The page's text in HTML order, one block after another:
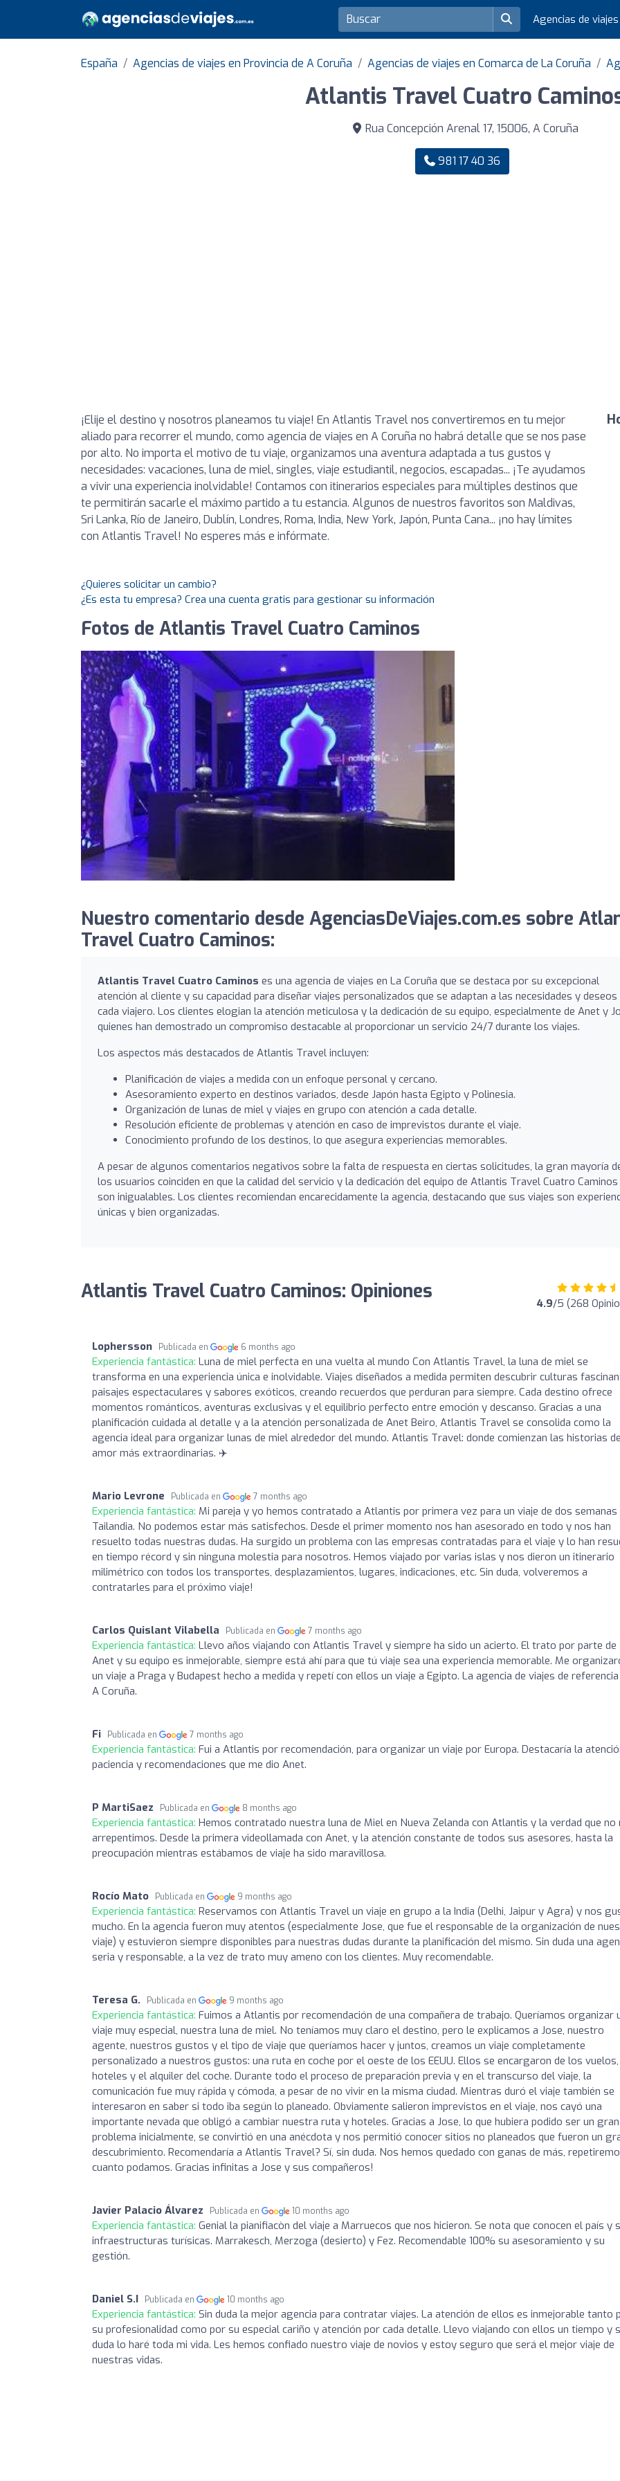
Agencias de
España Agencias de viajes en Provincia de A Coruña Agencias de viajes en Comarca de La Coruña
Atlantis Travel Cuatro
Rua Concepción Arenal 17, 15006, A Coruña
981 17 40 36
¡Elije el destino y nosotros planeamos tu viaje! En Atlantis Travel nos convertiremos en tu mejor
aliado para recorrer el mundo, como agencia de viajes en A Coruña no habrá detalle que se nos pase
por alto. No importa el motivo de tu viaje, organizamos una aventura adaptada a tus gustos y
necesidades: vacaciones, luna de miel, singles, viaje estudiantil, negocios, escapadas... ¡Te ayudamos
a vivir una experiencia inolvidable! Contamos con itinerarios especiales para múltiples destinos que
te permitirán sacarle el máximo partido a tu estancia. Algunos de nuestros favoritos son Maldivas,
Sri Lanka, Río de Janeiro, Dublín, Londres, Roma, India, New York, Japón, Punta Cana... ¡no hay límites
con Atlantis Travel! No esperes más e infórmate.
¿Quieres solicitar un cambio?
¿Es esta tu empresa? Crea una cuenta gratis para gestionar su información
Fotos de Atlantis Travel Cuatro Caminos
Nuestro comentario desde AgenciasDeViajes.com.es sobre
Travel Cuatro Caminos:
Atlantis Travel Cuatro Caminos es una agencia de viajes en La Coruña que se destaca por su excepcional
atención al cliente y su capacidad para diseñar viajes personalizados que se adaptan a las necesidades y deseos
cada viajero. Los clientes elogian la atención meticulosa y la dedicación de su equipo, especialmente de Anet y
quienes han demostrado un compromiso destacable al proporcionar un servicio 24/7 durante los viajes.
Los aspectos más destacados de Atlantis Travel incluyen:
Planificación de viajes a medida con un enfoque personal y cercano.
Asesoramiento experto en destinos variados, desde Japón hasta Egipto y Polinesia.
Organización de lunas de miel y viajes en grupo con atención a cada detalle.
Resolución eficiente de problemas y atención en caso de imprevistos durante el viaje.
Conocimiento profundo de los destinos, lo que asegura experiencias memorables.
A pesar de algunos comentarios negativos sobre la falta de respuesta en ciertas solicitudes, la gran mayoría
los usuarios coinciden en que la calidad del servicio y la dedicación del equipo de Atlantis Travel Cuatro Caminos
son inigualables. Los clientes recomiendan encarecidamente la agencia, destacando que sus viajes son
únicas y bien organizadas.
Atlantis Travel Cuatro Caminos: Opiniones 4.9/5 (268
Lophersson Publicada en 6 months ago
Experiencia fantástica: Luna de miel perfecta en una vuelta al mundo Con Atlantis Travel, la luna de miel se
transforma en una experiencia única e inolvidable. Viajes diseñados a medida permiten descubrir culturas
paisajes espectaculares y sabores exóticos, creando recuerdos que perduran para siempre. Cada destino ofrece
momentos románticos, aventuras exclusivas y el equilibrio perfecto entre emoción y descanso. Gracias a una
planificación cuidada al detalle y a la atención personalizada de Anet Beiro, Atlantis Travel se consolida como la
agencia ideal para organizar lunas de miel alrededor del mundo. Atlantis Travel: donde comienzan las historias
amor más extraordinarias. ✈️
Mario Levrone Publicada en 7 months ago
Experiencia fantástica: Mi pareja y yo hemos contratado a Atlantis por primera vez para un viaje de dos semanas
Tailandia. No podemos estar más satisfechos. Desde el primer momento nos han asesorado en todo y nos han
resuelto todas nuestras dudas. Ha surgido un problema con las empresas contratadas para el viaje y lo han
en tiempo récord y sin ninguna molestia para nosotros. Hemos viajado por varias islas y nos dieron un itinerario
milimétrico con todos los transportes, desplazamientos, lugares, indicaciones, etc. Sin duda, volveremos a
contratarles para el próximo viaje!
Carlos Quislant Vilabella Publicada en 7 months ago
Experiencia fantástica: Llevo años viajando con Atlantis Travel y siempre ha sido un acierto. El trato por parte de
Anet y su equipo es inmejorable, siempre está ahí para que tú viaje sea una experiencia memorable. Me
un viaje a Praga y Budapest hecho a medida y repetí con ellos un viaje a Egipto. La agencia de viajes de
A Coruña.
Fi Publicada en 7 months ago
Experiencia fantástica: Fui a Atlantis por recomendación, para organizar un viaje por Europa. Destacaría la
paciencia y recomendaciones que me dio Anet.
P MartiSaez Publicada en 8 months ago
Experiencia fantástica: Hemos contratado nuestra luna de Miel en Nueva Zelanda con Atlantis y la verdad que no
arrepentimos. Desde la primera videollamada con Anet, y la atención constante de todos sus asesores, hasta la
preocupación mientras estábamos de viaje ha sido maravillosa.
Rocío Mato Publicada en 9 months ago
Experiencia fantástica: Reservamos con Atlantis Travel un viaje en grupo a la India (Delhi, Jaipur y Agra) y nos
mucho. En la agencia fueron muy atentos (especialmente Jose, que fue el responsable de la organización de
viaje) y estuvieron siempre disponibles para nuestras dudas durante la planificación del mismo. Sin duda una
seria y responsable, a la vez de trato muy ameno con los clientes. Muy recomendable.
Teresa G. Publicada en 9 months ago
Experiencia fantástica: Fuimos a Atlantis por recomendación de una compañera de trabajo. Queríamos organizar
viaje muy especial, nuestra luna de miel. No teníamos muy claro el destino, pero le explicamos a Jose, nuestro
agente, nuestros gustos y el tipo de viaje que queríamos hacer y juntos, creamos un viaje completamente
personalizado a nuestros gustos: una ruta en coche por el oeste de los EEUU. Ellos se encargaron de los vuelos,
hoteles y el alquiler del coche. Durante todo el proceso de preparación previa y en el transcurso del viaje, la
comunicación fue muy rápida y cómoda, a pesar de no vivir en la misma ciudad. Mientras duró el viaje también se
interesaron en saber si todo iba según lo planeado. Obviamente salieron imprevistos en el viaje, nos cayó una
importante nevada que obligó a cambiar nuestra ruta y hoteles. Gracias a Jose, lo que hubiera podido ser un gran
problema inicialmente, se convirtió en una anécdota y nos permitió conocer sitios no planeados que fueron un
descubrimiento. Recomendaría a Atlantis Travel? Sí, sin duda. Nos hemos quedado con ganas de más,
cuanto podamos. Gracias infinitas a Jose y sus compañeros!
Javier Palacio Álvarez Publicada en 10 months ago
Experiencia fantástica: Genial la pianifiacòn del viaje a Marruecos que nos hicieron. Se nota que conocen el país y
infraestructuras turísicas. Marrakesch, Merzoga (desierto) y Fez. Recomendable 100% su asesoramiento y su
gestión.
Daniel S.I Publicada en 10 months ago
Experiencia fantástica: Sin duda la mejor agencia para contratar viajes. La atención de ellos es inmejorable tanto
su profesionalidad como por su especial cariño y atención por cada detalle. Llevo viajando con ellos un tiempo y
duda lo haré toda mi vida. Les hemos confiado nuestro viaje de novios y estoy seguro que será el mejor viaje de
nuestras vidas.